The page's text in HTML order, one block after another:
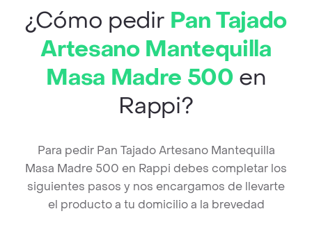
¿Cómo pedir Pan Tajado
Artesano Mantequilla
Masa Madre 500 en
Rappi?
Para pedir Pan Tajado Artesano Mantequilla
Masa Madre 500 en Rappi debes completar los
siguientes pasos y nos encargamos de llevarte
el producto a tu domicilio a la brevedad